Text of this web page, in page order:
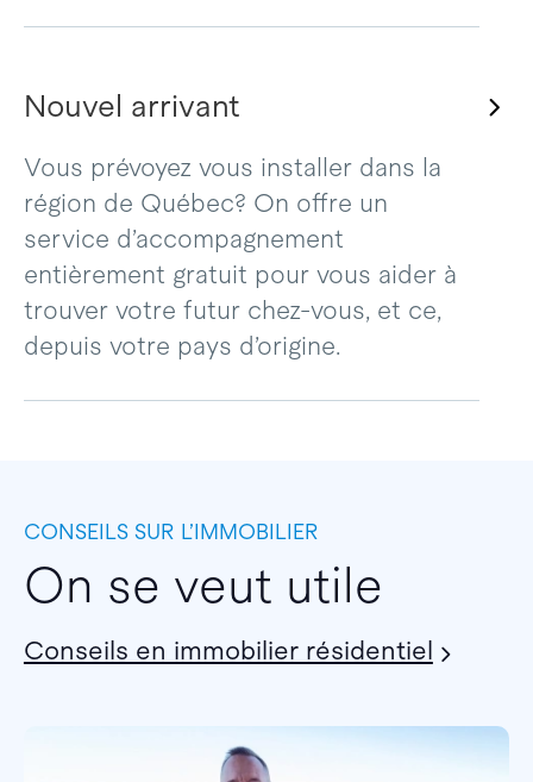
Nouvel arrivant
Vous prévoyez vous installer dans la
région de Québec? On offre un
service d’accompagnement
entièrement gratuit pour vous aider à
trouver votre futur chez-vous, et ce,
depuis votre pays d’origine.
CONSEILS SUR L’IMMOBILIER
On se veut utile
Conseils en immobilier résidentiel